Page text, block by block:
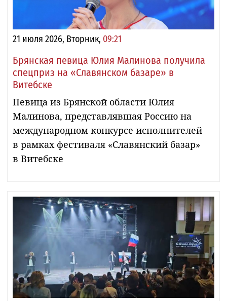
21 июля 2026, Вторник, 09:21
Брянская певица Юлия Малинова получила
спецприз на «Славянском базаре» в
Витебске
Певица из Брянской области Юлия
Малинова, представлявшая Россию на
международном конкурсе исполнителей
в рамках фестиваля «Славянский базар»
в Витебске